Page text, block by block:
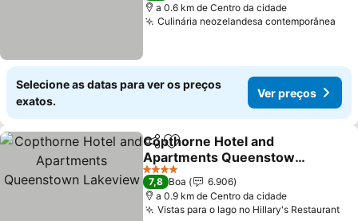
a 0.6 km de Centro da cidade
Culinária neozelandesa contemporânea
Selecione as datas para ver os preços
exatos.
Ver preços
PartilharAdicionar aos favoritos
Copthorne Hotel and
Apartments Queenstown
Lakeview
Ver preços
4 Estrelas
7,8 Boa
6.906
a 0.9 km de Centro da cidade
Vistas para o lago no Hillary's Restaurant